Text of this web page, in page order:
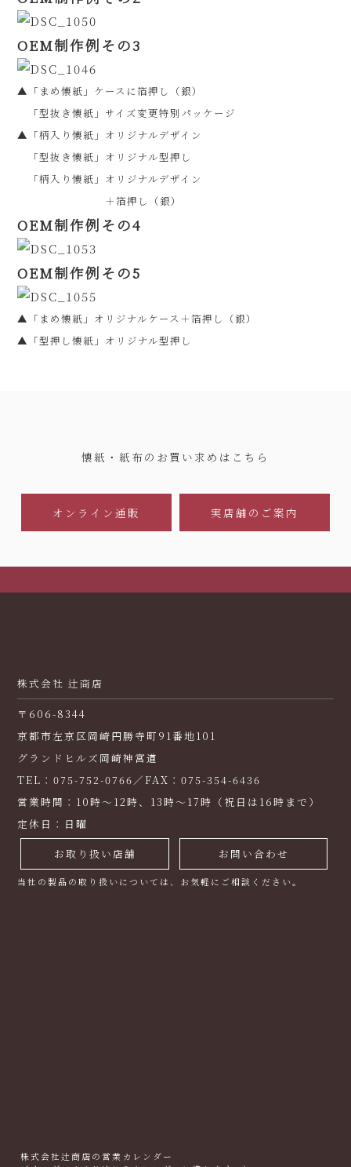
OEM制作例その3
▲「まめ懐紙」ケースに箔押し（銀）
「型抜き懐紙」サイズ変更特別パッケージ
▲「柄入り懐紙」オリジナルデザイン
「型抜き懐紙」オリジナル型押し
「柄入り懐紙」オリジナルデザイン
＋箔押し（銀）
OEM制作例その4
OEM制作例その5
▲「まめ懐紙」オリジナルケース＋箔押し（銀）
▲「型押し懐紙」オリジナル型押し
懐紙・紙布のお買い求めはこちら
オンライン通販 実店舗のご案内
株式会社 辻商店
〒606-8344
京都市左京区岡崎円勝寺町91番地101
グランドヒルズ岡崎神宮道
TEL：075-752-0766／FAX：075-354-6436
営業時間：10時～12時、13時～17時（祝日は16時まで）
定休日：日曜
お取り扱い店舗 お問い合わせ
当社の製品の取り扱いについては、お気軽にご相談ください。
株式会社辻商店の営業カレンダー